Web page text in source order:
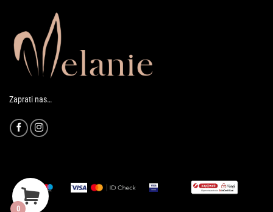
Zaprati nas…
0